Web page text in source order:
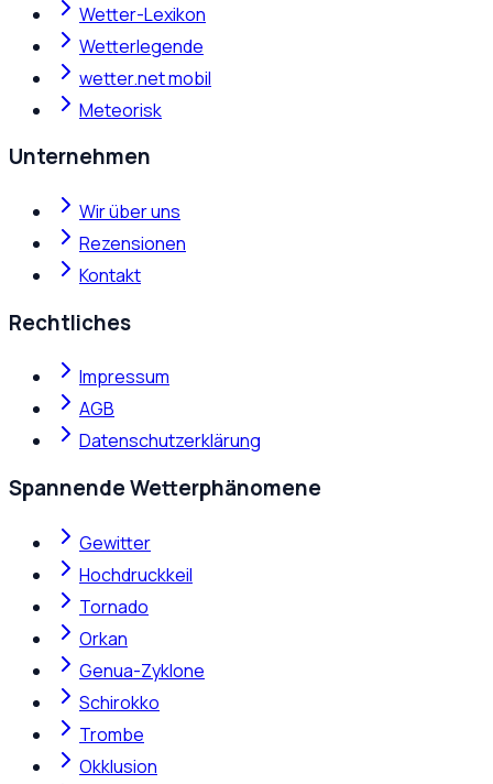
Wetter-Lexikon
Wetterlegende
wetter.net mobil
Meteorisk
Unternehmen
Wir über uns
Rezensionen
Kontakt
Rechtliches
Impressum
AGB
Datenschutzerklärung
Spannende Wetterphänomene
Gewitter
Hochdruckkeil
Tornado
Orkan
Genua-Zyklone
Schirokko
Trombe
Okklusion